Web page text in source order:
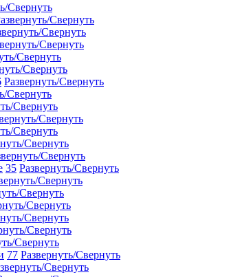
Свернуть
Свернуть
Свернуть
Свернуть
Свернуть
Свернуть
Развернуть/Свернуть
Свернуть
Свернуть
Свернуть
Свернуть
Свернуть
Свернуть
35 Развернуть/Свернуть
Свернуть
Свернуть
Свернуть
Свернуть
Свернуть
Свернуть
77 Развернуть/Свернуть
Свернуть